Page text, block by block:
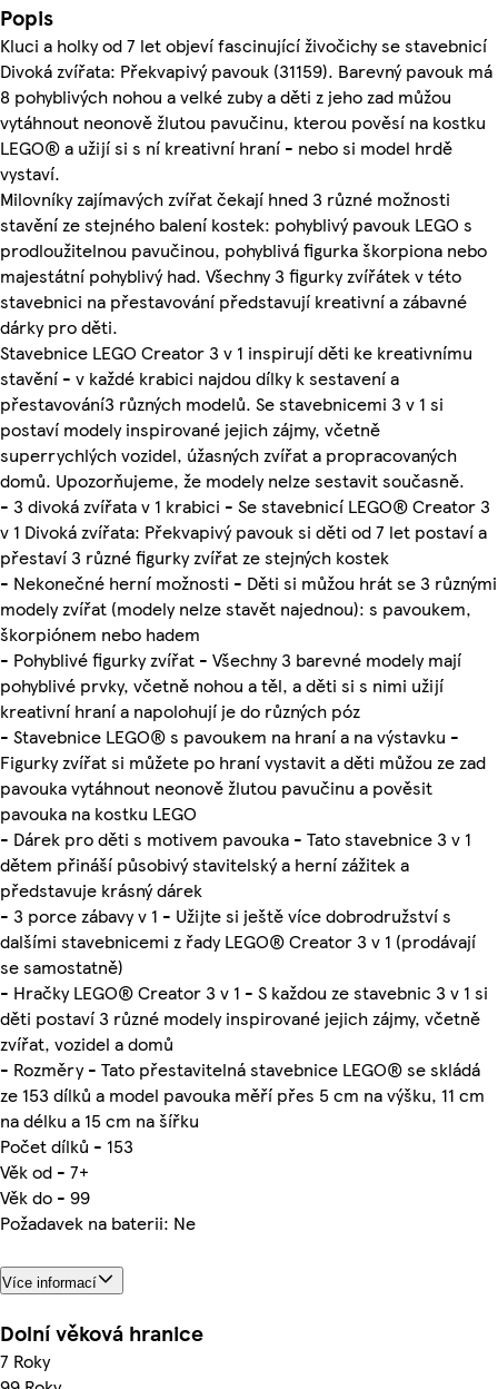
Popis
Kluci a holky od 7 let objeví fascinující živočichy se stavebnicí
Divoká zvířata: Překvapivý pavouk (31159). Barevný pavouk má
8 pohyblivých nohou a velké zuby a děti z jeho zad můžou
vytáhnout neonově žlutou pavučinu, kterou pověsí na kostku
LEGO® a užijí si s ní kreativní hraní - nebo si model hrdě
vystaví.
Milovníky zajímavých zvířat čekají hned 3 různé možnosti
stavění ze stejného balení kostek: pohyblivý pavouk LEGO s
prodloužitelnou pavučinou, pohyblivá figurka škorpiona nebo
majestátní pohyblivý had. Všechny 3 figurky zvířátek v této
stavebnici na přestavování představují kreativní a zábavné
dárky pro děti.
Stavebnice LEGO Creator 3 v 1 inspirují děti ke kreativnímu
stavění - v každé krabici najdou dílky k sestavení a
přestavování3 různých modelů. Se stavebnicemi 3 v 1 si
postaví modely inspirované jejich zájmy, včetně
superrychlých vozidel, úžasných zvířat a propracovaných
domů. Upozorňujeme, že modely nelze sestavit současně.
- 3 divoká zvířata v 1 krabici - Se stavebnicí LEGO® Creator 3
v 1 Divoká zvířata: Překvapivý pavouk si děti od 7 let postaví a
přestaví 3 různé figurky zvířat ze stejných kostek
- Nekonečné herní možnosti - Děti si můžou hrát se 3 různými
modely zvířat (modely nelze stavět najednou): s pavoukem,
škorpiónem nebo hadem
- Pohyblivé figurky zvířat - Všechny 3 barevné modely mají
pohyblivé prvky, včetně nohou a těl, a děti si s nimi užijí
kreativní hraní a napolohují je do různých póz
- Stavebnice LEGO® s pavoukem na hraní a na výstavku -
Figurky zvířat si můžete po hraní vystavit a děti můžou ze zad
pavouka vytáhnout neonově žlutou pavučinu a pověsit
pavouka na kostku LEGO
- Dárek pro děti s motivem pavouka - Tato stavebnice 3 v 1
dětem přináší působivý stavitelský a herní zážitek a
představuje krásný dárek
- 3 porce zábavy v 1 - Užijte si ještě více dobrodružství s
dalšími stavebnicemi z řady LEGO® Creator 3 v 1 (prodávají
se samostatně)
- Hračky LEGO® Creator 3 v 1 - S každou ze stavebnic 3 v 1 si
děti postaví 3 různé modely inspirované jejich zájmy, včetně
zvířat, vozidel a domů
- Rozměry - Tato přestavitelná stavebnice LEGO® se skládá
ze 153 dílků a model pavouka měří přes 5 cm na výšku, 11 cm
na délku a 15 cm na šířku
Počet dílků - 153
Věk od - 7+
Věk do - 99
Požadavek na baterii: Ne
Více informací
Dolní věková hranice
7 Roky